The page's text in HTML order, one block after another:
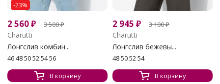
-23%
2 560₽ 3 500₽
Charutti
Лонгслив комбин...
46 48 50 52 54 56
В корзину
2 945 ₽ 3 100₽
Charutti
Лонгслив бежевы...
48 50 52 54
В корзину